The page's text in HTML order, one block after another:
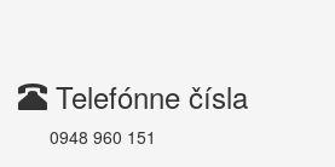
Telefónne čísla
0948 960 151